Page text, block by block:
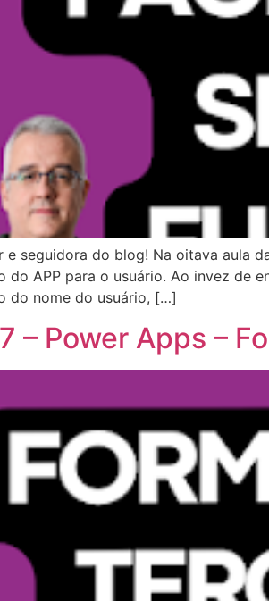
e seguidora do blog! Na oitava aula
do APP para o usuário. Ao invez de
do nome do usuário, […]
– Power Apps –